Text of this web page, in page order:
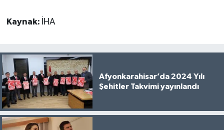
Kaynak: İHA
Afyonkarahisar’da 2024 Yılı
Şehitler Takvimi yayınlandı